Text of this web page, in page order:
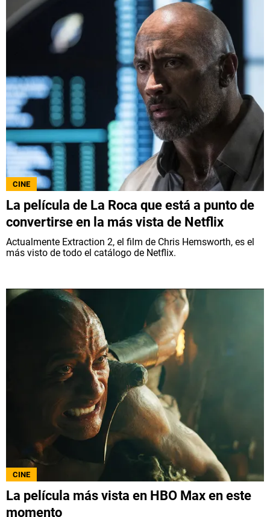
CINE
La película de La Roca que está a punto de
convertirse en la más vista de Netflix
Actualmente Extraction 2, el film de Chris Hemsworth, es el
más visto de todo el catálogo de Netflix.
CINE
La película más vista en HBO Max en este
momento